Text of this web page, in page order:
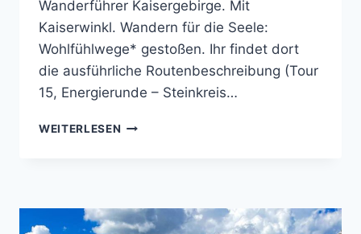
Wanderführer Kaisergebirge. Mit
Kaiserwinkl. Wandern für die Seele:
Wohlfühlwege* gestoßen. Ihr findet dort
die ausführliche Routenbeschreibung (Tour
15, Energierunde – Steinkreis…
WEITERLESEN ELLMAUER
AB
DER